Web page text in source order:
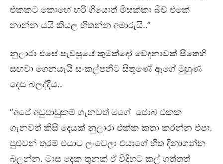
එකකට කොහේ හරි ගියොත් මිසක්කා බීච් එකේ
නාන්න යයි කියල හිතන්න අමාරුයි..”
නුලාරා එසේ පැවසූයේ කුමක්දෝ වේදනාවක් සිතෙහි
සඟවා ගෙනයැයි සංකල්පනීට සිතුණේ ඇගේ මුහුණ
දෙස බලද්දීය..
“අපේ අඩුපාඩුකම් ගැනවත් මගේ ජොබ් එකක්
ගැනවත් කිසි දෙයක් නුලාරා එක්ක කතා කරන්න එපා.
පුළුවන් තරම් එයාට ලංවෙලා එයාගේ හිත දිනාගන්න
බලන්න. මාස දෙක තුනක් ඒ විදිහට කල් ගත්තත්